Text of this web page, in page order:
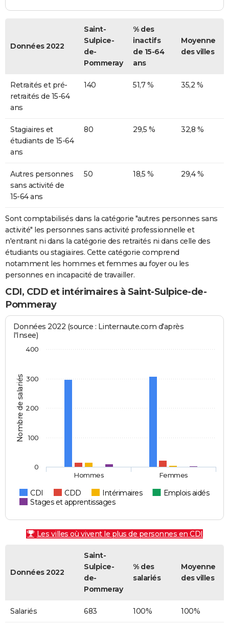
Données 2022
Saint-
Sulpice-
de-
Pommeray
% des
inactifs
de 15-64
ans
Moyenne
des villes
Retraités et pré-
retraités de 15-64
ans
140 51,7 % 35,2 %
Stagiaires et
étudiants de 15-64
ans
80 29,5 % 32,8 %
Autres personnes
sans activité de
15-64 ans
50 18,5 % 29,4 %
Sont comptabilisés dans la catégorie "autres personnes sans
activité" les personnes sans activité professionnelle et
n'entrant ni dans la catégorie des retraités ni dans celle des
étudiants ou stagiaires. Cette catégorie comprend
notamment les hommes et femmes au foyer ou les
personnes en incapacité de travailler.
CDI, CDD et intérimaires à Saint-Sulpice-de-
Pommeray
Nombre de salariés
Données 2022 (source : Linternaute.com d'après
l'Insee)
CDI CDD Intérimaires
Emplois aidés
Stages et apprentissages
Hommes Femmes
0
100
200
300
400
Les villes où vivent le plus de personnes en CDI
Données 2022
Saint-
Sulpice-
de-
Pommeray
% des
salariés
Moyenne
des villes
Salariés 683 100% 100%